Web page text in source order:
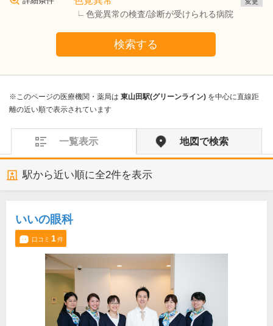
色覚異常の検査/診断が受けられる病院
検索する
※このページの医療機関・薬局は 東山田駅(グリーンライン) を中心に直線距
離の近い順で表示されています
一覧表示 地図で検索
駅から近い順に全2件を表示
いいの眼科
口コミ 1件